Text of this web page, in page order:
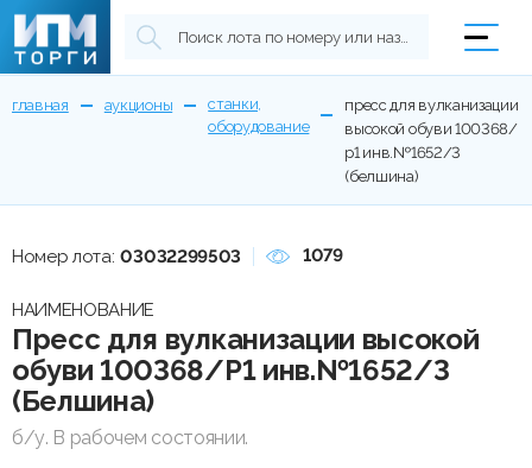
главная аукционы
станки,
оборудование
пресс для вулканизации
высокой обуви 100368/
р1 инв.№1652/3
(белшина)
Номер лота: 03032299503 1079
НАИМЕНОВАНИЕ
Пресс для вулканизации высокой
обуви 100368/Р1 инв.№1652/3
(Белшина)
б/у. В рабочем состоянии.